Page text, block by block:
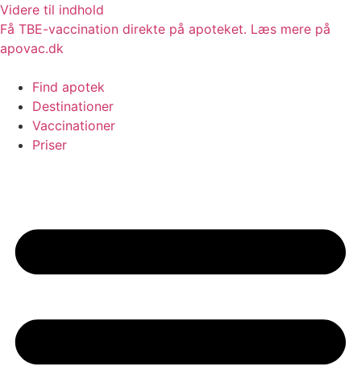
Videre til indhold
Få TBE-vaccination direkte på apoteket. Læs mere på
apovac.dk
Find apotek
Destinationer
Vaccinationer
Priser